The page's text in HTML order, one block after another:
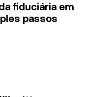
fiduciária em
passos